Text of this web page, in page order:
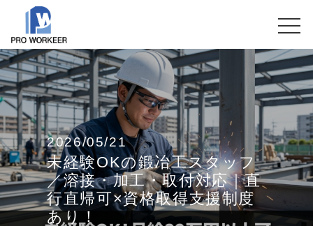
2026/05/21
未経験OKの鍛冶工スタッフ
／溶接・加工・取付対応｜直
行直帰可×資格取得支援制度
あり！